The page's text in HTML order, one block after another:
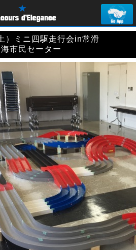
）ミニ四駆走行会in常滑
市民セーター